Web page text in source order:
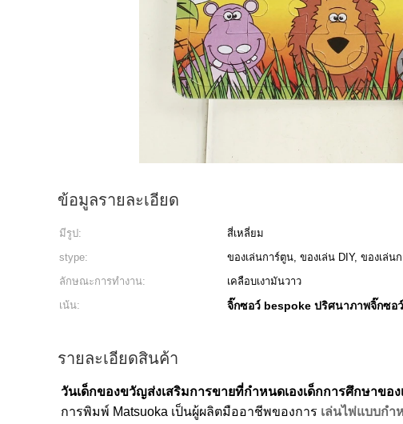
ข้อมูลรายละเอียด
มีรูป: สี่เหลี่ยม
stype:
ของเล่นการ์ตูน, ของเล่น DIY, ของเล่น
ลักษณะการทำงาน:
เคลือบเงามันวาว
เน้น:
จิ๊กซอว์ bespoke ปริศนาภาพจิ๊กซอ
รายละเอียดสินค้า
วันเด็กของขวัญส่งเสริมการขายที่กำหนดเองเด็กการศึกษาขอ
การพิมพ์ Matsuoka เป็นผู้ผลิตมืออาชีพของการ เล่นไพ่แบบกำ